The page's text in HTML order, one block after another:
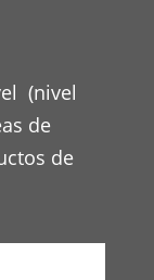
(nivel
de
de